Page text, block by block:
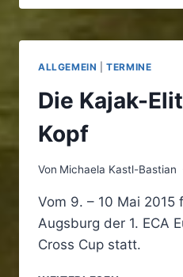
ALLGEMEIN |TERMINE
Die Kajak-
Kopf
Von Michaela Kastl-Bastian
Vom 9. – 10 Mai 2015
Augsburg der 1. ECA
Cross Cup statt.